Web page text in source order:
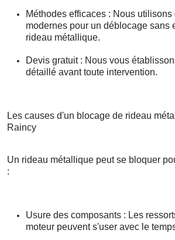
Méthodes efficaces : Nous
modernes pour un déblocage sans
rideau métallique.
Devis gratuit : Nous vous
détaillé avant toute intervention.
Les causes d'un blocage de rideau
Raincy
Un rideau métallique peut se bloquer
:
Usure des composants : Les
moteur peuvent s'user avec le